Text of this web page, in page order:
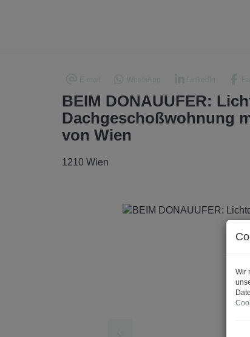
BEIM DONAUUFER:
Dachgeschoßwohnung
von Wien
1210 Wien
Wir